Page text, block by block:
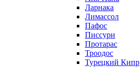
Ларнака
Лимассол
Пафос
Писсури
Протарас
Троодос
Турецкий Кипр